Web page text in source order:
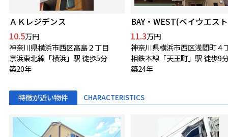
ＡＫレジデンス
10.5万円
神奈川県横浜市西区高島２丁目
京浜東北線「横浜」駅 徒歩5分
築20年
BAY・WEST(ベイウエス
11.3万円
神奈川県横浜市西区浅間町４
相鉄本線「天王町」駅 徒歩9
築24年
特徴が近い物件 CHARACTERISTICS